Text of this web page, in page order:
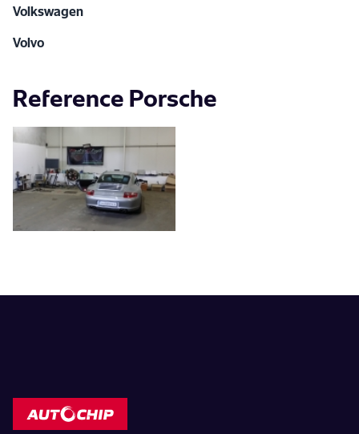
Volkswagen
Volvo
Reference Porsche